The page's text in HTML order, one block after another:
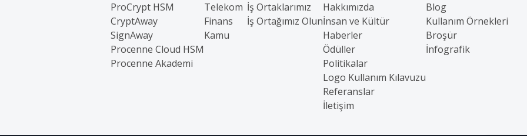
ProCrypt HSM
CryptAway
SignAway
Procenne Cloud HSM
Procenne Akademi
Telekom
Finans
Kamu
İş Ortaklarımız
İş Ortağımız Olun
Hakkımızda
İnsan ve Kültür
Haberler
Ödüller
Politikalar
Logo Kullanım Kılavuzu
Referanslar
İletişim
Blog
Kullanım Örnekleri
Broşür
İnfografik